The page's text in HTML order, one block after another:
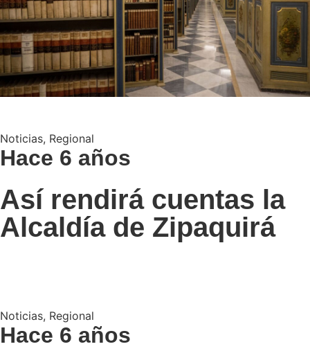
Noticias, Regional
Hace 6 años
Así rendirá cuentas la
Alcaldía de Zipaquirá
Noticias, Regional
Hace 6 años